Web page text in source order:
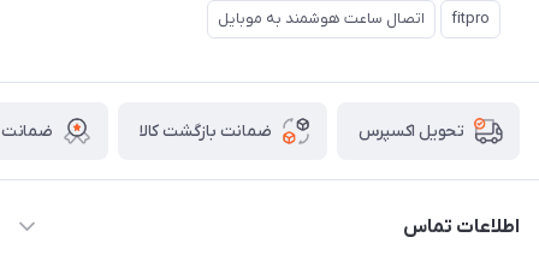
fitpro اتصال ساعت هوشمند به موبایل
تحویل اکسپرس ضمانت بازگشت کالا ضمانت
اطلاعات تماس